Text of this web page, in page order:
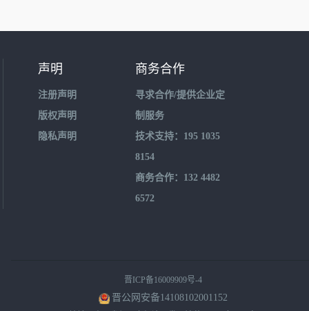
声明
注册声明
版权声明
隐私声明
商务合作
寻求合作/提供企业定
制服务
技术支持：195 1035
8154
商务合作：132 4482
6572
晋ICP备16009909号-4
晋公网安备14108102001152